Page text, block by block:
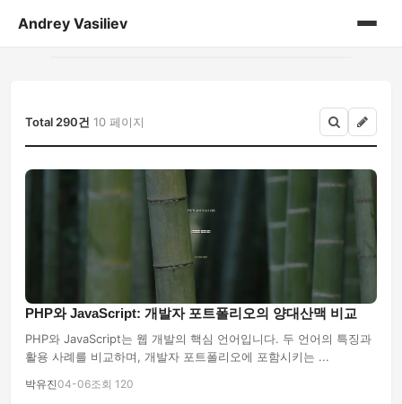
Andrey Vasiliev
andrey-vasiliev
my-life
no-sql
Total 290건 10 페이지
PHP와 JavaScript: 개발자 포트폴리오의 양대산맥 비교
PHP와 JavaScript는 웹 개발의 핵심 언어입니다. 두 언어의 특징과
활용 사례를 비교하며, 개발자 포트폴리오에 포함시키는 ...
박유진04-06조회 120